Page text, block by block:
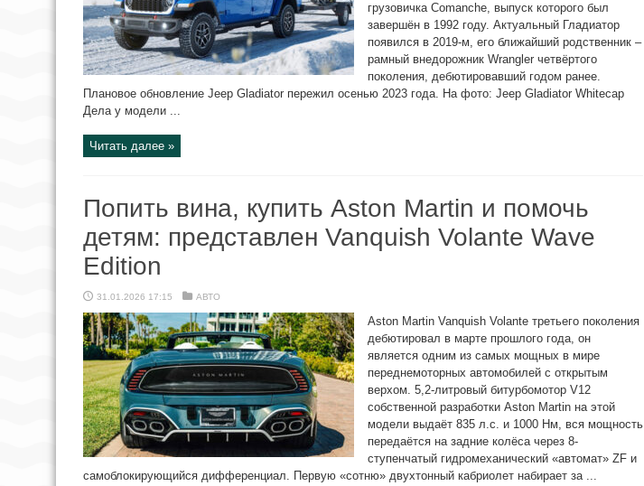
грузовичка Comanche, выпуск которого был
завершён в 1992 году. Актуальный Гладиатор
появился в 2019-м, его ближайший родственник –
рамный внедорожник Wrangler четвёртого
поколения, дебютировавший годом ранее.
Плановое обновление Jeep Gladiator пережил осенью 2023 года. На фото: Jeep Gladiator Whitecap
Дела у модели ...
Читать далее »
Попить вина, купить Aston Martin и помочь
детям: представлен Vanquish Volante Wave
Edition
31.01.2026 17:15 АВТО
Aston Martin Vanquish Volante третьего поколения
дебютировал в марте прошлого года, он
является одним из самых мощных в мире
переднемоторных автомобилей с открытым
верхом. 5,2-литровый битурбомотор V12
собственной разработки Aston Martin на этой
модели выдаёт 835 л.с. и 1000 Нм, вся мощность
передаётся на задние колёса через 8-
ступенчатый гидромеханический «автомат» ZF и
самоблокирующийся дифференциал. Первую «сотню» двухтонный кабриолет набирает за ...